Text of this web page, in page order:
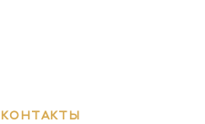
КОНТАКТЫ